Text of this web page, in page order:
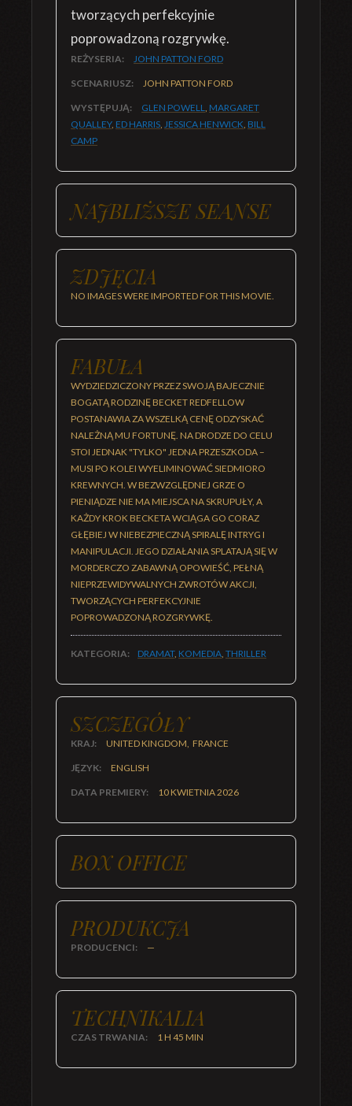
tworzących perfekcyjnie
poprowadzoną rozgrywkę.
REŻYSERIA: JOHN PATTON FORD
SCENARIUSZ: JOHN PATTON FORD
WYSTĘPUJĄ: GLEN POWELL, MARGARET
QUALLEY, ED HARRIS, JESSICA HENWICK, BILL
CAMP
NAJBLIŻSZE SEANSE
ZDJĘCIA
NO IMAGES WERE IMPORTED FOR THIS MOVIE.
FABUŁA
WYDZIEDZICZONY PRZEZ SWOJĄ BAJECZNIE
BOGATĄ RODZINĘ BECKET REDFELLOW
POSTANAWIA ZA WSZELKĄ CENĘ ODZYSKAĆ
NALEŻNĄ MU FORTUNĘ. NA DRODZE DO CELU
STOI JEDNAK "TYLKO" JEDNA PRZESZKODA –
MUSI PO KOLEI WYELIMINOWAĆ SIEDMIORO
KREWNYCH. W BEZWZGLĘDNEJ GRZE O
PIENIĄDZE NIE MA MIEJSCA NA SKRUPUŁY, A
KAŻDY KROK BECKETA WCIĄGA GO CORAZ
GŁĘBIEJ W NIEBEZPIECZNĄ SPIRALĘ INTRYG I
MANIPULACJI. JEGO DZIAŁANIA SPLATAJĄ SIĘ W
MORDERCZO ZABAWNĄ OPOWIEŚĆ, PEŁNĄ
NIEPRZEWIDYWALNYCH ZWROTÓW AKCJI,
TWORZĄCYCH PERFEKCYJNIE
POPROWADZONĄ ROZGRYWKĘ.
KATEGORIA: DRAMAT, KOMEDIA, THRILLER
SZCZEGÓŁY
KRAJ: UNITED KINGDOM, FRANCE
JĘZYK: ENGLISH
DATA PREMIERY: 10 KWIETNIA 2026
BOX OFFICE
PRODUKCJA
PRODUCENCI: —
TECHNIKALIA
CZAS TRWANIA: 1 H 45 MIN